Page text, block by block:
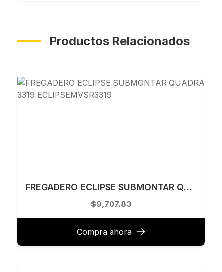
Productos Relacionados
FREGADERO ECLIPSE SUBMONTAR QUADRA 3319 ECLIPSEMVSR3319
$9,707.83
Compra ahora